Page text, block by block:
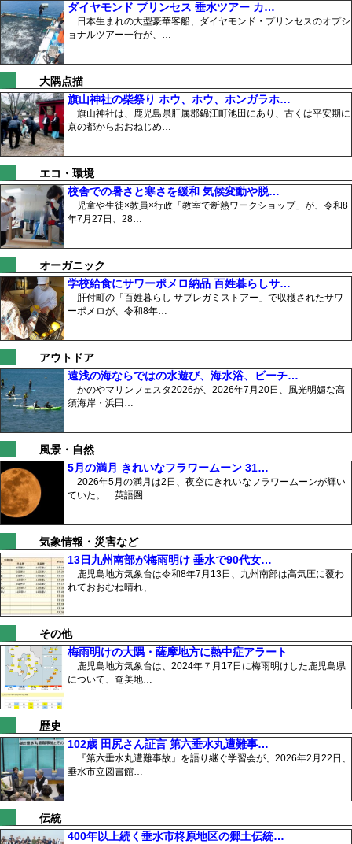
ダイヤモンド プリンセス 垂水ツアー カ…
日本生まれの大型豪華客船、ダイヤモンド・プリンセスのオプシ
ョナルツアー一行が、…
大隅点描
旗山神社の柴祭り ホウ、ホウ、ホンガラホ…
旗山神社は、鹿児島県肝属郡錦江町池田にあり、古くは平安期に
京の都からおおねじめ…
エコ・環境
校舎での暑さと寒さを緩和 気候変動や脱…
児童や生徒×教員×行政「教室で断熱ワークショップ」が、令和8
年7月27日、28…
オーガニック
学校給食にサワーポメロ納品 百姓暮らしサ…
肝付町の「百姓暮らし サブレガミストアー」で収穫されたサワ
ーポメロが、令和8年…
アウトドア
遠浅の海ならではの水遊び、海水浴、ビーチ…
かのやマリンフェスタ2026が、2026年7月20日、風光明媚な高
須海岸・浜田…
風景・自然
5月の満月 きれいなフラワームーン 31…
2026年5月の満月は2日、夜空にきれいなフラワームーンが輝い
ていた。 英語圏…
気象情報・災害など
13日九州南部が梅雨明け 垂水で90代女…
鹿児島地方気象台は令和8年7月13日、九州南部は高気圧に覆わ
れておおむね晴れ、…
その他
梅雨明けの大隅・薩摩地方に熱中症アラート
鹿児島地方気象台は、2024年７月17日に梅雨明けした鹿児島県
について、奄美地…
歴史
102歳 田尻さん証言 第六垂水丸遭難事…
『第六垂水丸遭難事故』を語り継ぐ学習会が、2026年2月22日、
垂水市立図書館…
伝統
400年以上続く垂水市柊原地区の郷土伝統…